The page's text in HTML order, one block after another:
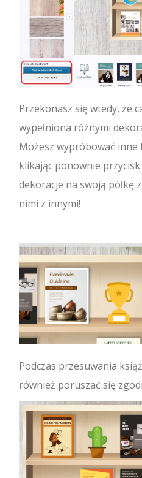
Przekonasz się wtedy, że
wypełniona różnymi
Możesz wypróbować inne
klikając ponownie
dekoracje na swoją półkę
nimi z innymi!
Podczas przesuwania
również poruszać się